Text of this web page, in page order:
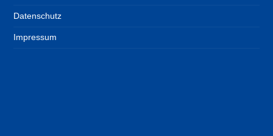
Datenschutz
Impressum